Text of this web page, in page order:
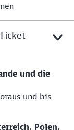
und die
und bis
Polen,